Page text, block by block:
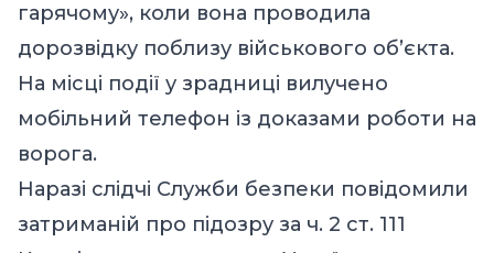
гарячому», коли вона проводила
дорозвідку поблизу військового об’єкта.
На місці події у зрадниці вилучено
мобільний телефон із доказами роботи на
ворога.
Наразі слідчі Служби безпеки повідомили
затриманій про підозру за ч. 2 ст. 111